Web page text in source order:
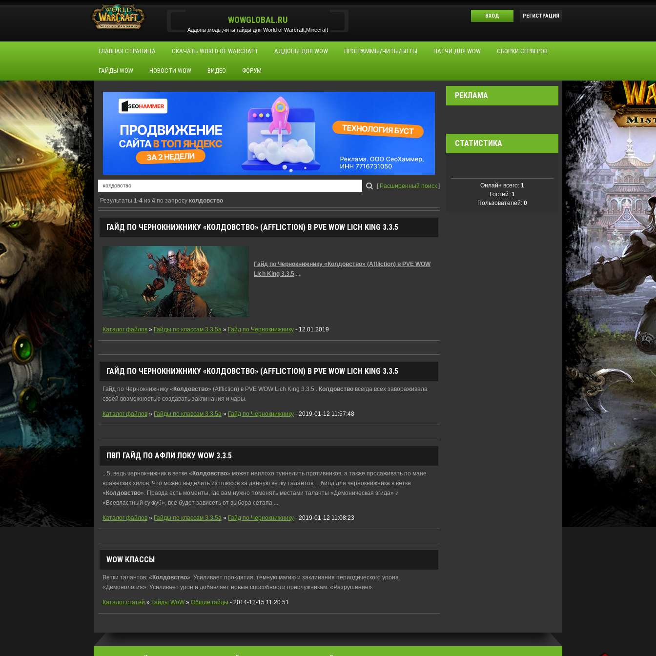
WOWGLOBAL.RU
Аддоны,моды,читы,гайды для World of Warcraft,Minecraft
ВХОД РЕГИСТРАЦИЯ
ГЛАВНАЯ СТРАНИЦА СКАЧАТЬ WORLD OF WARCRAFT АДДОНЫ ДЛЯ WOW ПРОГРАММЫ/ЧИТЫ/БОТЫ ПАТЧИ ДЛЯ WOW СБОРКИ СЕРВЕРОВ
ГАЙДЫ WOW НОВОСТИ WOW ВИДЕО ФОРУМ
[ Расширенный поиск ]
Результаты 1-4 из 4 по запросу колдовство
ГАЙД ПО ЧЕРНОКНИЖНИКУ «КОЛДОВСТВО» (AFFLICTION) В PVE WOW LICH KING 3.3.5
Гайд по Чернокнижнику «Колдовство» (Affliction) в PVE WOW
Lich King 3.3.5
Каталог файлов » Гайды по классам 3.3.5a » Гайд по Чернокнижнику - 12.01.2019
ГАЙД ПО ЧЕРНОКНИЖНИКУ «КОЛДОВСТВО» (AFFLICTION) В PVE WOW LICH KING 3.3.5
Гайд по Чернокнижнику «Колдовство» (Affliction) в PVE WOW Lich King 3.3.5 . Колдовство всегда всех завораживала
своей возможностью создавать заклинания и чары.
Каталог файлов » Гайды по классам 3.3.5a » Гайд по Чернокнижнику - 2019-01-12 11:57:48
ПВП ГАЙД ПО АФЛИ ЛОКУ WOW 3.3.5
...5, ведь чернокнижник в ветке «Колдовство» может неплохо туннелить противников, а также просаживать по мане
вражеских хилов. Что можно выделить из плюсов за данную ветку талантов: ...билд для чернокнижника в ветке
«Колдовство». Правда есть моменты, где вам нужно поменять местами таланты «Демоническая эгида» и
«Всевластный суккуб», все будет зависеть от выбора сетапа ...
Каталог файлов » Гайды по классам 3.3.5a » Гайд по Чернокнижнику - 2019-01-12 11:08:23
WOW КЛАССЫ
Ветки талантов: «Колдовство». Усиливает проклятия, темную магию и заклинания периодического урона.
«Демонология». Усиливает урон и добавляет новые способности прислужникам. «Разрушение».
Каталог статей » Гайды WoW » Общие гайды - 2014-12-15 11:20:51
РЕКЛАМА
СТАТИСТИКА
Онлайн всего: 1
Гостей: 1
Пользователей: 0